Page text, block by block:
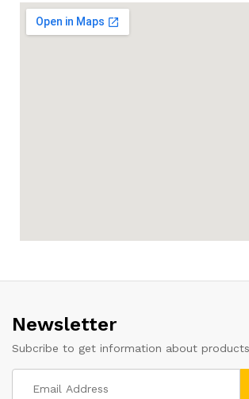
Newsletter
Subcribe to get information about